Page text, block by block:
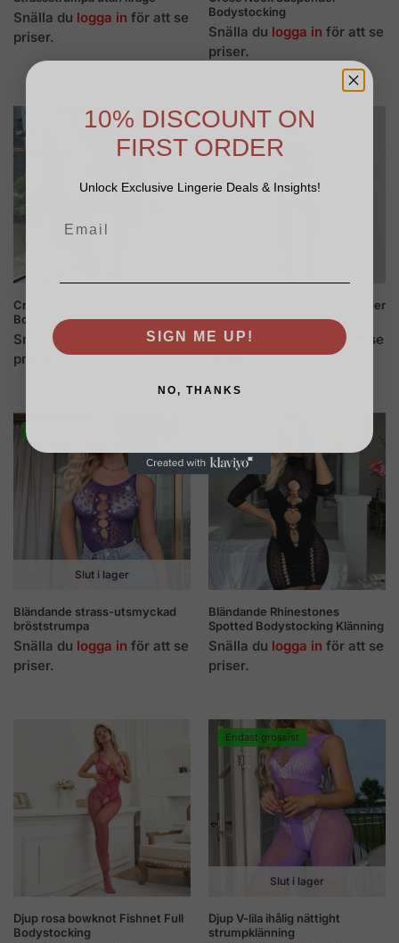
Snälla du logga in för att se
priser.
Bodystocking
Snälla du logga in för att se
priser.
Crossover Halter Röd Fishnet
Body Suit
Snälla du
för att se
priser.
Grenlös Perspective Suspender
Bodystocking
Snälla du
för att se
priser.
Slut i lager
Bländande strass-utsmyckad
bröststrumpa
Snälla du logga in för att se
priser.
Bländande Rhinestones
Spotted Bodystocking Klänning
Snälla du logga in för att se
priser.
Djup rosa bowknot Fishnet Full
Bodystocking
Endast grossist
Slut i lager
Djup V-lila ihålig nättight
strumpklänning
10% DISCOUNT ON
FIRST ORDER
Unlock Exclusive Lingerie Deals & Insights!
SIGN ME UP!
NO, THANKS